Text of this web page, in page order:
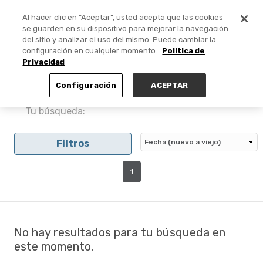
PUBLICA GRATIS +
Tu búsqueda:
Filtros
1
No hay resultados para tu búsqueda en
este momento.
Al hacer clic en “Aceptar”, usted acepta que las cookies
se guarden en su dispositivo para mejorar la navegación
del sitio y analizar el uso del mismo. Puede cambiar la
configuración en cualquier momento.
Política de
Privacidad
Configuración ACEPTAR